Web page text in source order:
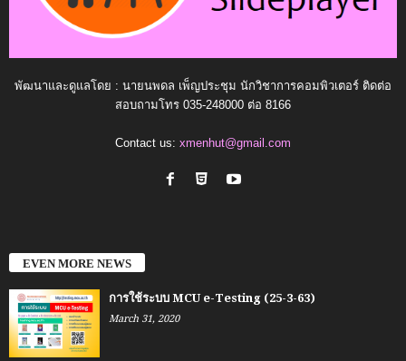
พัฒนาและดูแลโดย : นายนพดล เพ็ญประชุม นักวิชาการคอมพิวเตอร์ ติดต่อ
สอบถามโทร 035-248000 ต่อ 8166
Contact us: xmenhut@gmail.com
EVEN MORE NEWS
การใช้ระบบ MCU e-Testing (25-3-63)
March 31, 2020